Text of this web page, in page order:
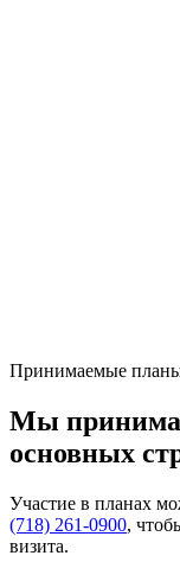
Принимаемые
Мы
основных
Участие в планах
(718) 261-0900,
визита.